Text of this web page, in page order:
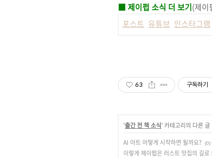
■ 제이펍 소식 더 보기(제이
포스트 유튜브 인스타그램
63 구독하기
'출간 전 책 소식' 카테고리의 다른 글
AI 아트 어떻게 시작하면 될까요?
(0)
이렇게 제이펍은 러스트 맛집의 길로